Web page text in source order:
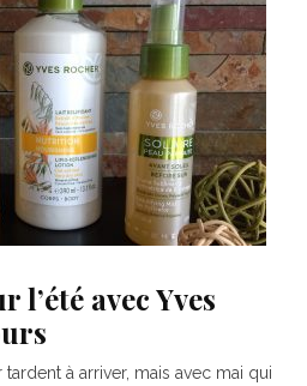
l’été avec Yves
à arriver, mais avec mai qui